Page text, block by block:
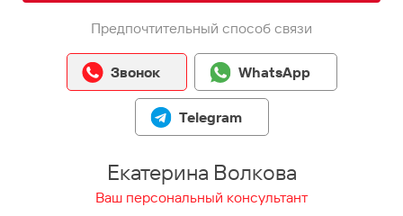
Предпочтительный способ связи
Звонок WhatsApp
Telegram
Екатерина Волкова
Ваш персональный консультант